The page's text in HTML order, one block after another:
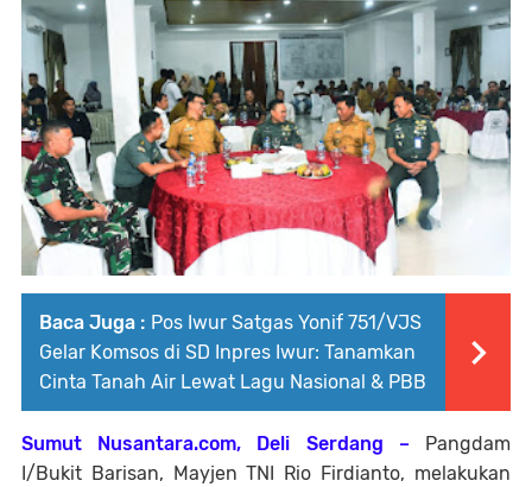
Baca Juga : Pos Iwur Satgas Yonif 751/VJS
Gelar Komsos di SD Inpres Iwur: Tanamkan
Cinta Tanah Air Lewat Lagu Nasional & PBB
Sumut Nusantara.com, Deli Serdang –Pangdam
I/Bukit Barisan, Mayjen TNI Rio Firdianto, melakukan